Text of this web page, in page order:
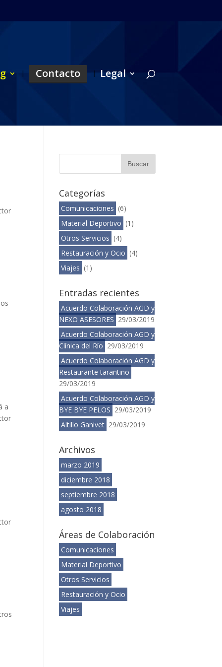
Contacto Legal
a
Categorías
Comunicaciones (6)
Material Deportivo (1)
Otros Servicios (4)
Restauración y Ocio (4)
Viajes (1)
Entradas recientes
Acuerdo Colaboración AGD y
NEXO ASESORES 29/03/2019
Acuerdo Colaboración AGD y
Clínica del Río 29/03/2019
Acuerdo Colaboración AGD y
Restaurante tarantino
29/03/2019
Acuerdo Colaboración AGD y
BYE BYE PELOS 29/03/2019
Altillo Ganivet 29/03/2019
Archivos
marzo 2019
diciembre 2018
septiembre 2018
agosto 2018
Áreas de Colaboración
Comunicaciones
Material Deportivo
Otros Servicios
Restauración y Ocio
Viajes